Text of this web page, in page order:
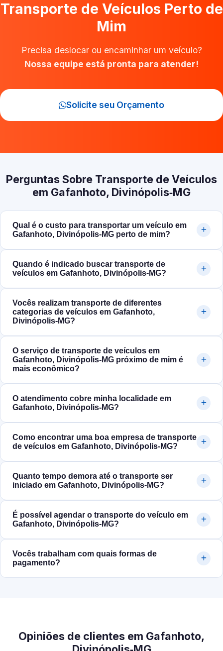
Transporte de Veículos Perto de
Mim
Precisa deslocar ou encaminhar um veículo?
Nossa equipe está pronta para atender!
Solicite seu Orçamento
Perguntas Sobre Transporte de Veículos
em Gafanhoto, Divinópolis‑MG
Qual é o custo para transportar um veículo em
Gafanhoto, Divinópolis‑MG perto de mim?
Quando é indicado buscar transporte de
veículos em Gafanhoto, Divinópolis‑MG?
Vocês realizam transporte de diferentes
categorias de veículos em Gafanhoto,
Divinópolis‑MG?
O serviço de transporte de veículos em
Gafanhoto, Divinópolis‑MG próximo de mim é
mais econômico?
O atendimento cobre minha localidade em
Gafanhoto, Divinópolis‑MG?
Como encontrar uma boa empresa de transporte
de veículos em Gafanhoto, Divinópolis‑MG?
Quanto tempo demora até o transporte ser
iniciado em Gafanhoto, Divinópolis‑MG?
É possível agendar o transporte do veículo em
Gafanhoto, Divinópolis‑MG?
Vocês trabalham com quais formas de
pagamento?
Opiniões de clientes em Gafanhoto,